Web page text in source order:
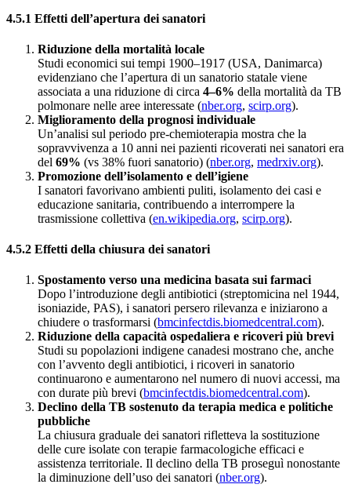
4.5.1 Effetti dell’apertura dei sanatori
Riduzione della mortalità locale
Studi economici sui tempi 1900–1917 (USA, Danimarca)
evidenziano che l’apertura di un sanatorio statale viene
associata a una riduzione di circa 4–6% della mortalità da TB
polmonare nelle aree interessate (nber.org, scirp.org).
Miglioramento della prognosi individuale
Un’analisi sul periodo pre-chemioterapia mostra che la
sopravvivenza a 10 anni nei pazienti ricoverati nei sanatori era
del 69% (vs 38% fuori sanatorio) (nber.org, medrxiv.org).
Promozione dell’isolamento e dell’igiene
I sanatori favorivano ambienti puliti, isolamento dei casi e
educazione sanitaria, contribuendo a interrompere la
trasmissione collettiva (en.wikipedia.org, scirp.org).
4.5.2 Effetti della chiusura dei sanatori
Spostamento verso una medicina basata sui farmaci
Dopo l’introduzione degli antibiotici (streptomicina nel 1944,
isoniazide, PAS), i sanatori persero rilevanza e iniziarono a
chiudere o trasformarsi (bmcinfectdis.biomedcentral.com).
Riduzione della capacità ospedaliera e ricoveri più brevi
Studi su popolazioni indigene canadesi mostrano che, anche
con l’avvento degli antibiotici, i ricoveri in sanatorio
continuarono e aumentarono nel numero di nuovi accessi, ma
con durate più brevi (bmcinfectdis.biomedcentral.com).
Declino della TB sostenuto da terapia medica e politiche
pubbliche
La chiusura graduale dei sanatori rifletteva la sostituzione
delle cure isolate con terapie farmacologiche efficaci e
assistenza territoriale. Il declino della TB proseguì nonostante
la diminuzione dell’uso dei sanatori (nber.org).